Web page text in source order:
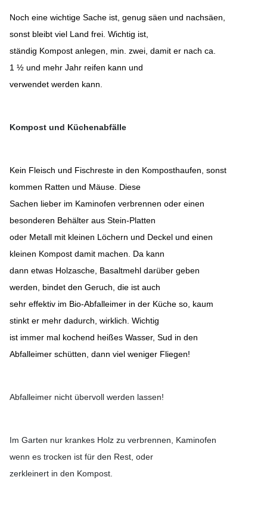
Noch eine wichtige Sache ist, genug säen und nachsäen,
sonst bleibt viel Land frei. Wichtig ist,
ständig Kompost anlegen, min. zwei, damit er nach ca.
1 ½ und mehr Jahr reifen kann und
verwendet werden kann.
Kompost und Küchenabfälle
Kein Fleisch und Fischreste in den Komposthaufen, sonst
kommen Ratten und Mäuse. Diese
Sachen lieber im Kaminofen verbrennen oder einen
besonderen Behälter aus Stein-Platten
oder Metall mit kleinen Löchern und Deckel und einen
kleinen Kompost damit machen. Da kann
dann etwas Holzasche, Basaltmehl darüber geben
werden, bindet den Geruch, die ist auch
sehr effektiv im Bio-Abfalleimer in der Küche so, kaum
stinkt er mehr dadurch, wirklich. Wichtig
ist immer mal kochend heißes Wasser, Sud in den
Abfalleimer schütten, dann viel weniger Fliegen!
Abfalleimer nicht übervoll werden lassen!
Im Garten nur krankes Holz zu verbrennen, Kaminofen
wenn es trocken ist für den Rest, oder
zerkleinert in den Kompost.